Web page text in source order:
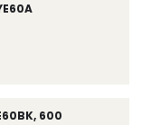
600